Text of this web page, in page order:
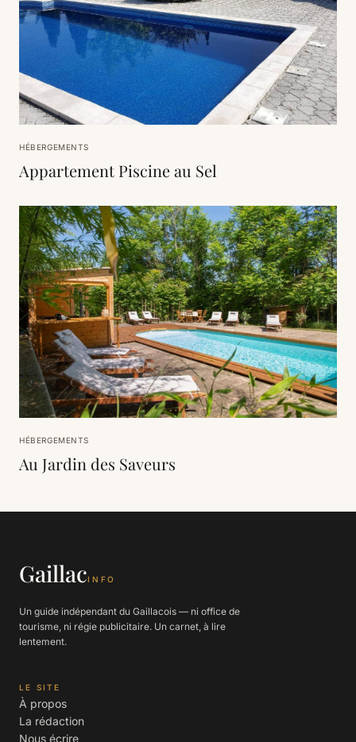
HÉBERGEMENTS
Appartement Piscine au Sel
HÉBERGEMENTS
Au Jardin des Saveurs
GaillacINFO
Un guide indépendant du Gaillacois — ni office de
tourisme, ni régie publicitaire. Un carnet, à lire
lentement.
LE SITE
À propos
La rédaction
Nous écrire